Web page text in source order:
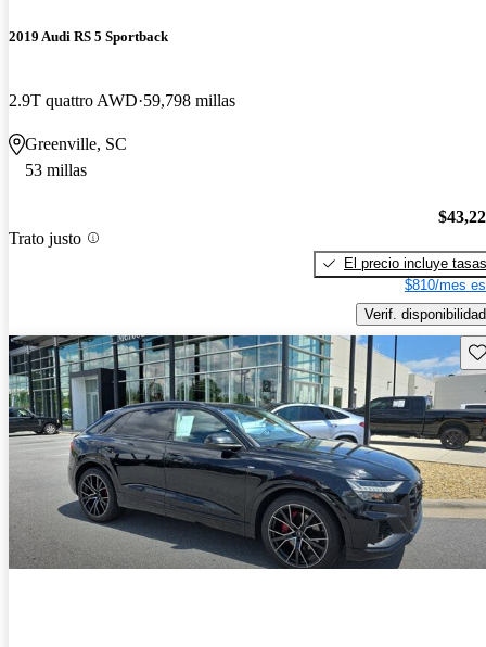
2019 Audi RS 5 Sportback
2.9T quattro AWD 59,798 millas
Greenville, SC
53 millas
Trato justo
El precio incluye tasas
$810/mes
Verif. disponibilidad